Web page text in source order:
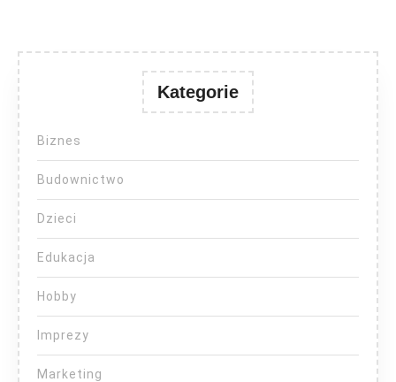
Kategorie
Biznes
Budownictwo
Dzieci
Edukacja
Hobby
Imprezy
Marketing